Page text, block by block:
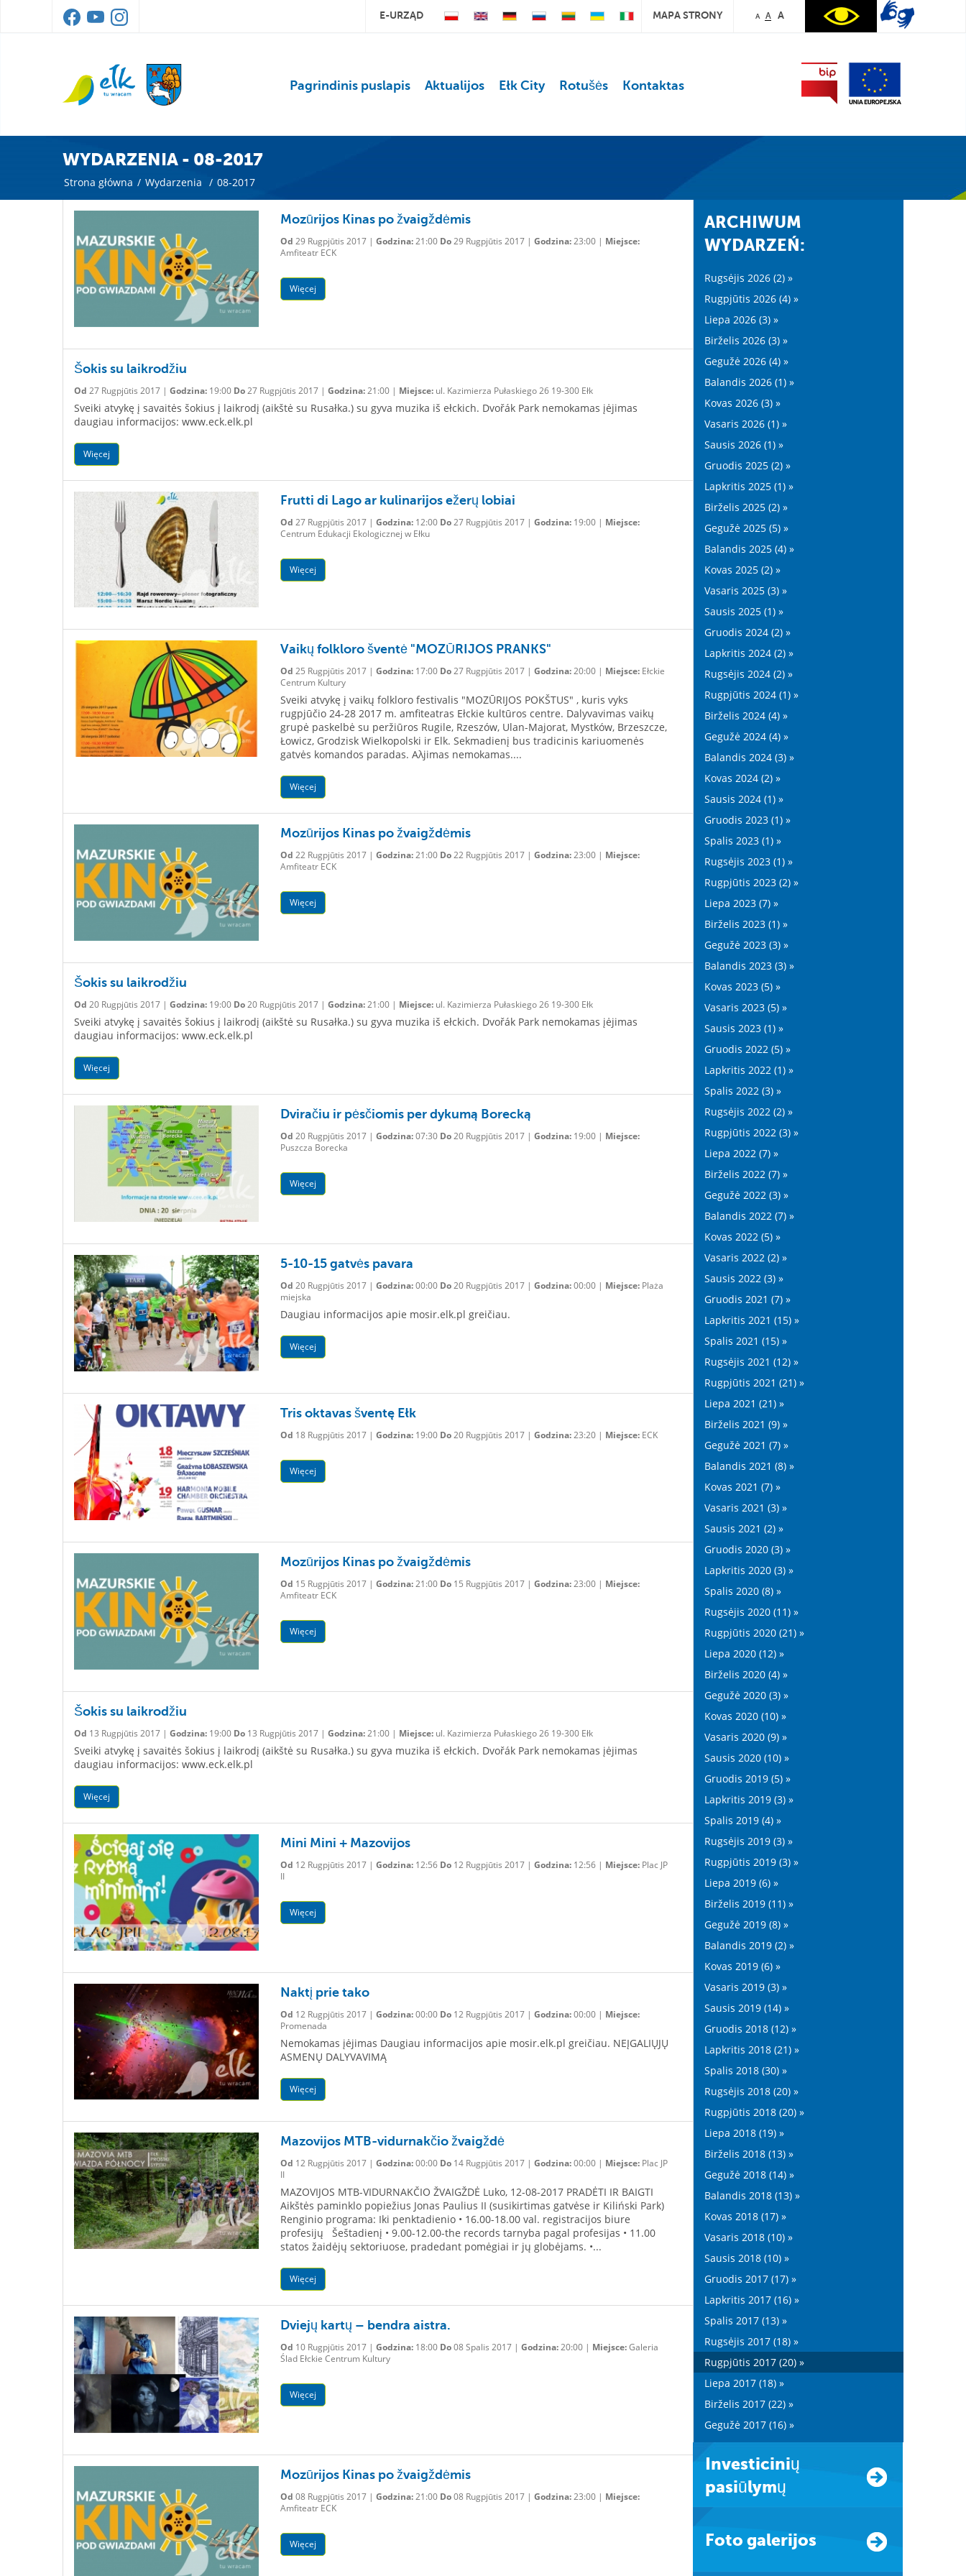
E-URZĄD MAPA STRONY A A A
Pagrindinis puslapis Aktualijos Ełk City Rotušės Kontaktas
WYDARZENIA - 08-2017
Strona główna / Wydarzenia / 08-2017
Mozūrijos Kinas po žvaigždėmis
Od 29 Rugpjūtis 2017 | Godzina:21:00 Do29 Rugpjūtis 2017 | Godzina:23:00 | Miejsce:
Amfiteatr ECK
Więcej
Šokis su laikrodžiu
Od 27 Rugpjūtis 2017 | Godzina: 19:00 Do27 Rugpjūtis 2017 | Godzina:21:00 | Miejsce: ul. Kazimierza Pułaskiego 26 19-300 Ełk
Sveiki atvykę į savaitės šokius į laikrodį (aikštė su Rusałka.) su gyva muzika iš ełckich. Dvořák Park nemokamas įėjimas
daugiau informacijos: www.eck.elk.pl
Więcej
Frutti di Lago ar kulinarijos ežerų lobiai
Od 27 Rugpjūtis 2017 | Godzina:12:00 Do27 Rugpjūtis 2017 | Godzina:19:00 | Miejsce:
Centrum Edukacji Ekologicznej w Ełku
Więcej
Vaikų folkloro šventė "MOZŪRIJOS PRANKS"
Od 25 Rugpjūtis 2017 | Godzina:17:00 Do27 Rugpjūtis 2017 | Godzina:20:00 | Miejsce:Ełckie
Centrum Kultury
Sveiki atvykę į vaikų folkloro festivalis "MOZŪRIJOS POKŠTUS" , kuris vyks
rugpjūčio 24-28 2017 m. amfiteatras Ełckie kultūros centre. Dalyvavimas vaikų
grupė paskelbė su peržiūros Rugile, Rzeszów, Ulan-Majorat, Mystków, Brzeszcze,
Łowicz, Grodzisk Wielkopolski ir Elk. Sekmadienį bus tradicinis kariuomenės
gatvės komandos paradas. Αλjimas nemokamas....
Więcej
Mozūrijos Kinas po žvaigždėmis
Od 22 Rugpjūtis 2017 | Godzina:21:00 Do22 Rugpjūtis 2017 | Godzina:23:00 | Miejsce:
Amfiteatr ECK
Więcej
Šokis su laikrodžiu
Od 20 Rugpjūtis 2017 | Godzina: 19:00 Do20 Rugpjūtis 2017 | Godzina:21:00 | Miejsce: ul. Kazimierza Pułaskiego 26 19-300 Ełk
Sveiki atvykę į savaitės šokius į laikrodį (aikštė su Rusałka.) su gyva muzika iš ełckich. Dvořák Park nemokamas įėjimas
daugiau informacijos: www.eck.elk.pl
Więcej
Dviračiu ir pėsčiomis per dykumą Borecką
Od 20 Rugpjūtis 2017 | Godzina:07:30 Do20 Rugpjūtis 2017 | Godzina:19:00 | Miejsce:
Puszcza Borecka
Więcej
5-10-15 gatvės pavara
Od 20 Rugpjūtis 2017 | Godzina:00:00 Do20 Rugpjūtis 2017 | Godzina:00:00 | Miejsce:Plaża
miejska
Daugiau informacijos apie mosir.elk.pl greičiau.
Więcej
Tris oktavas šventę Ełk
Od 18 Rugpjūtis 2017 | Godzina:19:00 Do20 Rugpjūtis 2017 | Godzina:23:20 | Miejsce:ECK
Więcej
Mozūrijos Kinas po žvaigždėmis
Od 15 Rugpjūtis 2017 | Godzina:21:00 Do15 Rugpjūtis 2017 | Godzina:23:00 | Miejsce:
Amfiteatr ECK
Więcej
Šokis su laikrodžiu
Od 13 Rugpjūtis 2017 | Godzina: 19:00 Do 13 Rugpjūtis 2017 | Godzina:21:00 | Miejsce: ul. Kazimierza Pułaskiego 26 19-300 Ełk
Sveiki atvykę į savaitės šokius į laikrodį (aikštė su Rusałka.) su gyva muzika iš ełckich. Dvořák Park nemokamas įėjimas
daugiau informacijos: www.eck.elk.pl
Więcej
Mini Mini + Mazovijos
Od 12 Rugpjūtis 2017 | Godzina:12:56 Do12 Rugpjūtis 2017 | Godzina:12:56 | Miejsce:Plac JP
II
Więcej
Naktį prie tako
Od 12 Rugpjūtis 2017 | Godzina:00:00 Do12 Rugpjūtis 2017 | Godzina:00:00 | Miejsce:
Promenada
Nemokamas įėjimas Daugiau informacijos apie mosir.elk.pl greičiau. NEĮGALIŲJŲ
ASMENŲ DALYVAVIMĄ
Więcej
Mazovijos MTB-vidurnakčio žvaigždė
Od 12 Rugpjūtis 2017 | Godzina:00:00 Do14 Rugpjūtis 2017 | Godzina:00:00 | Miejsce:Plac JP
II
MAZOVIJOS MTB-VIDURNAKČIO ŽVAIGŽDĖ Luko, 12-08-2017 PRADĖTI IR BAIGTI
Aikštės paminklo popiežius Jonas Paulius II (susikirtimas gatvėse ir Kiliński Park)
Renginio programa: Iki penktadienio • 16.00-18.00 val. registracijos biure
profesijų Šeštadienį • 9.00-12.00-the records tarnyba pagal profesijas • 11.00
statos žaidėjų sektoriuose, pradedant pomėgiai ir jų globėjams. •...
Więcej
Dviejų kartų – bendra aistra.
Od 10 Rugpjūtis 2017 | Godzina:18:00 Do08 Spalis 2017 | Godzina:20:00 | Miejsce:Galeria
Ślad Ełckie Centrum Kultury
Więcej
Mozūrijos Kinas po žvaigždėmis
Od 08 Rugpjūtis 2017 | Godzina:21:00 Do08 Rugpjūtis 2017 | Godzina:23:00 | Miejsce:
Amfiteatr ECK
Więcej
ARCHIWUM
WYDARZEŃ:
Rugsėjis 2026 (2) »
Rugpjūtis 2026 (4) »
Liepa 2026 (3) »
Birželis 2026 (3) »
Gegužė 2026 (4) »
Balandis 2026 (1) »
Kovas 2026 (3) »
Vasaris 2026 (1) »
Sausis 2026 (1) »
Gruodis 2025 (2) »
Lapkritis 2025 (1) »
Birželis 2025 (2) »
Gegužė 2025 (5) »
Balandis 2025 (4) »
Kovas 2025 (2) »
Vasaris 2025 (3) »
Sausis 2025 (1) »
Gruodis 2024 (2) »
Lapkritis 2024 (2) »
Rugsėjis 2024 (2) »
Rugpjūtis 2024 (1) »
Birželis 2024 (4) »
Gegužė 2024 (4) »
Balandis 2024 (3) »
Kovas 2024 (2) »
Sausis 2024 (1) »
Gruodis 2023 (1) »
Spalis 2023 (1) »
Rugsėjis 2023 (1) »
Rugpjūtis 2023 (2) »
Liepa 2023 (7) »
Birželis 2023 (1) »
Gegužė 2023 (3) »
Balandis 2023 (3) »
Kovas 2023 (5) »
Vasaris 2023 (5) »
Sausis 2023 (1) »
Gruodis 2022 (5) »
Lapkritis 2022 (1) »
Spalis 2022 (3) »
Rugsėjis 2022 (2) »
Rugpjūtis 2022 (3) »
Liepa 2022 (7) »
Birželis 2022 (7) »
Gegužė 2022 (3) »
Balandis 2022 (7) »
Kovas 2022 (5) »
Vasaris 2022 (2) »
Sausis 2022 (3) »
Gruodis 2021 (7) »
Lapkritis 2021 (15) »
Spalis 2021 (15) »
Rugsėjis 2021 (12) »
Rugpjūtis 2021 (21) »
Liepa 2021 (21) »
Birželis 2021 (9) »
Gegužė 2021 (7) »
Balandis 2021 (8) »
Kovas 2021 (7) »
Vasaris 2021 (3) »
Sausis 2021 (2) »
Gruodis 2020 (3) »
Lapkritis 2020 (3) »
Spalis 2020 (8) »
Rugsėjis 2020 (11) »
Rugpjūtis 2020 (21) »
Liepa 2020 (12) »
Birželis 2020 (4) »
Gegužė 2020 (3) »
Kovas 2020 (10) »
Vasaris 2020 (9) »
Sausis 2020 (10) »
Gruodis 2019 (5) »
Lapkritis 2019 (3) »
Spalis 2019 (4) »
Rugsėjis 2019 (3) »
Rugpjūtis 2019 (3) »
Liepa 2019 (6) »
Birželis 2019 (11) »
Gegužė 2019 (8) »
Balandis 2019 (2) »
Kovas 2019 (6) »
Vasaris 2019 (3) »
Sausis 2019 (14) »
Gruodis 2018 (12) »
Lapkritis 2018 (21) »
Spalis 2018 (30) »
Rugsėjis 2018 (20) »
Rugpjūtis 2018 (20) »
Liepa 2018 (19) »
Birželis 2018 (13) »
Gegužė 2018 (14) »
Balandis 2018 (13) »
Kovas 2018 (17) »
Vasaris 2018 (10) »
Sausis 2018 (10) »
Gruodis 2017 (17) »
Lapkritis 2017 (16) »
Spalis 2017 (13) »
Rugsėjis 2017 (18) »
Rugpjūtis 2017 (20) »
Liepa 2017 (18) »
Birželis 2017 (22) »
Gegužė 2017 (16) »
Investicinių
pasiūlymų
Foto galerijos